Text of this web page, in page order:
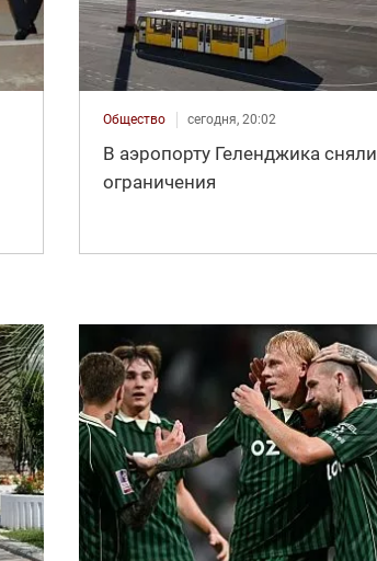
Общество сегодня, 20:02
В аэропорту Геленджика сняли
ограничения